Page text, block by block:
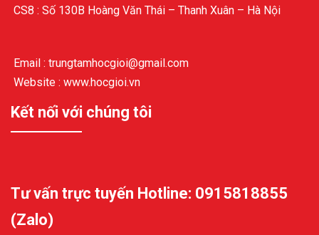
CS8 : Số 130B Hoàng Văn Thái – Thanh Xuân – Hà Nội
Email : trungtamhocgioi@gmail.com
Website : www.hocgioi.vn
Kết nối với chúng tôi
Tư vấn trực tuyến Hotline: 0915818855
(Zalo)